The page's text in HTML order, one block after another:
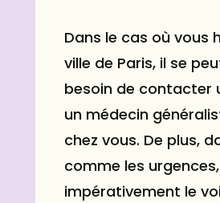
Dans le cas où vous
ville de Paris, il se
besoin de contacter
un médecin
chez vous. De plus,
comme les
impérativement le